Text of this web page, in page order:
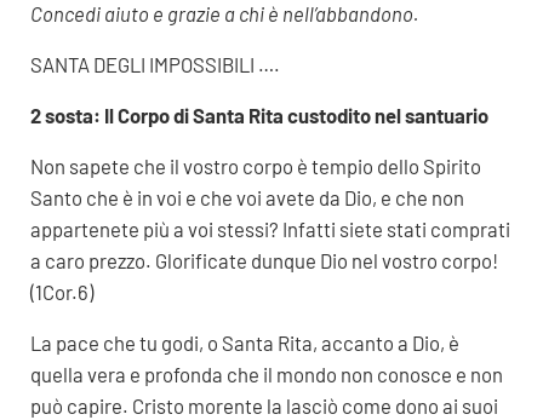
Concedi aiuto e grazie a chi è nell’abbandono.
SANTA DEGLI IMPOSSIBILI ….
2 sosta: Il Corpo di Santa Rita custodito nel santuario
Non sapete che il vostro corpo è tempio dello Spirito
Santo che è in voi e che voi avete da Dio, e che non
appartenete più a voi stessi? Infatti siete stati comprati
a caro prezzo. Glorificate dunque Dio nel vostro corpo!
(1Cor.6)
La pace che tu godi, o Santa Rita, accanto a Dio, è
quella vera e profonda che il mondo non conosce e non
può capire. Cristo morente la lasciò come dono ai suoi